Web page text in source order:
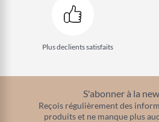
Plus declients satisfaits
S'abonner à la
Reçois régulièrement des
produits et ne manque plus